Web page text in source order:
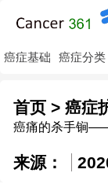
癌症基础 癌症分类
首页 > 癌症
癌痛的杀手锏
来源：